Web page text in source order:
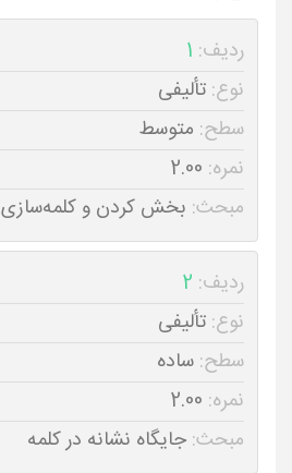
ردیف: 1
نوع: تألیفی
سطح: متوسط
نمره: 2.00
مبحث: بخش کردن و کلمه‌سازی
ردیف: 2
نوع: تألیفی
سطح: ساده
نمره: 2.00
مبحث: جایگاه نشانه در کلمه